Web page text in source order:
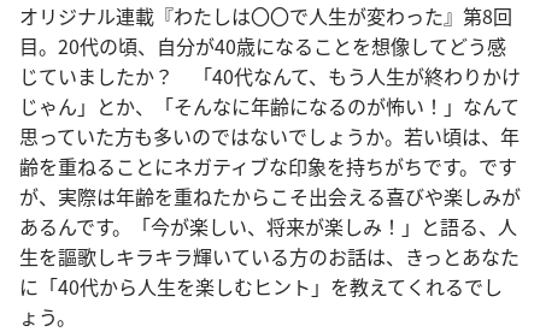
オリジナル連載『わたしは〇〇で人生が変わった』第8回
目。20代の頃、自分が40歳になることを想像してどう感
じていましたか？ 「40代なんて、もう人生が終わりかけ
じゃん」とか、「そんなに年齢になるのが怖い！」なんて
思っていた方も多いのではないでしょうか。若い頃は、年
齢を重ねることにネガティブな印象を持ちがちです。です
が、実際は年齢を重ねたからこそ出会える喜びや楽しみが
あるんです。「今が楽しい、将来が楽しみ！」と語る、人
生を謳歌しキラキラ輝いている方のお話は、きっとあなた
に「40代から人生を楽しむヒント」を教えてくれるでし
ょう。